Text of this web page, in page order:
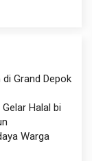
Grand Depok
Halal bi
Warga